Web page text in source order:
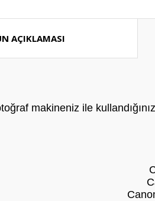
AÇIKLAMASI
makineniz ile